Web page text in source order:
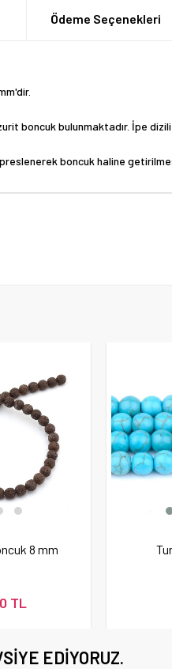
Ödeme Seçenekleri
boncuk bulunmaktadır. İpe
boncuk haline
8 mm
TL
EDIYORUZ.